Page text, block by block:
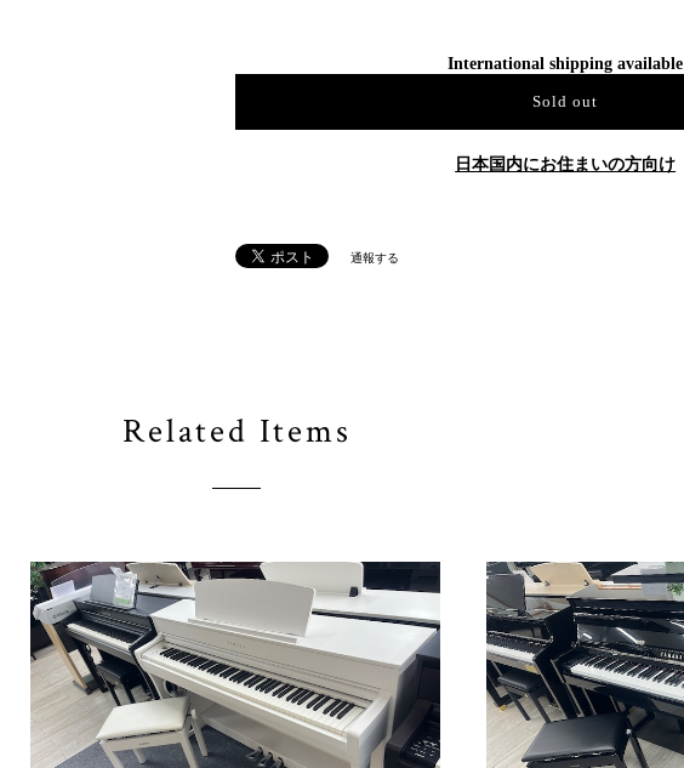
International shipping available
Sold out
日本国内にお住まいの方向け
通報する
Related Items